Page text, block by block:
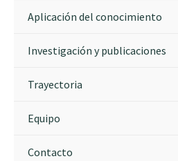
Aplicación del conocimiento
Investigación y publicaciones
Trayectoria
Equipo
Contacto